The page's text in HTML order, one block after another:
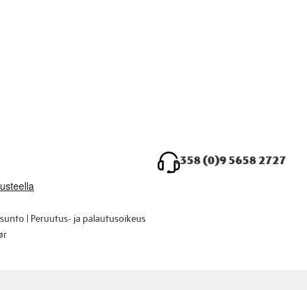
+358 (0)9 5658 2727
Peruutus- ja palautusoikeus